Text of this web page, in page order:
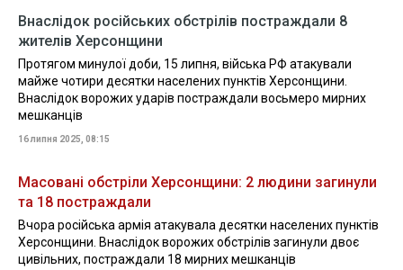
Внаслідок російських обстрілів постраждали 8
жителів Херсонщини
Протягом минулої доби, 15 липня, війська РФ атакували
майже чотири десятки населених пунктів Херсонщини.
Внаслідок ворожих ударів постраждали восьмеро мирних
мешканців
16 липня 2025, 08:15
Масовані обстріли Херсонщини: 2 людини загинули
та 18 постраждали
Вчора російська армія атакувала десятки населених пунктів
Херсонщини. Внаслідок ворожих обстрілів загинули двоє
цивільних, постраждали 18 мирних мешканців